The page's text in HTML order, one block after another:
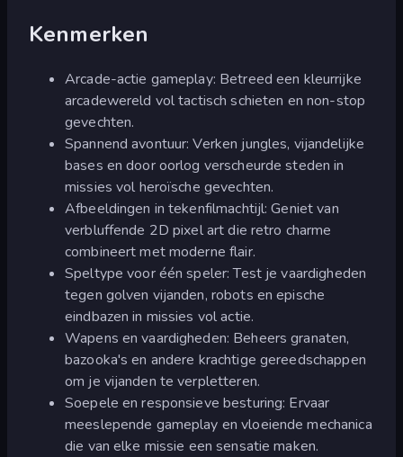
Kenmerken
Arcade-actie gameplay: Betreed een kleurrijke
arcadewereld vol tactisch schieten en non-stop
gevechten.
Spannend avontuur: Verken jungles, vijandelijke
bases en door oorlog verscheurde steden in
missies vol heroïsche gevechten.
Afbeeldingen in tekenfilmachtijl: Geniet van
verbluffende 2D pixel art die retro charme
combineert met moderne flair.
Speltype voor één speler: Test je vaardigheden
tegen golven vijanden, robots en epische
eindbazen in missies vol actie.
Wapens en vaardigheden: Beheers granaten,
bazooka's en andere krachtige gereedschappen
om je vijanden te verpletteren.
Soepele en responsieve besturing: Ervaar
meeslepende gameplay en vloeiende mechanica
die van elke missie een sensatie maken.